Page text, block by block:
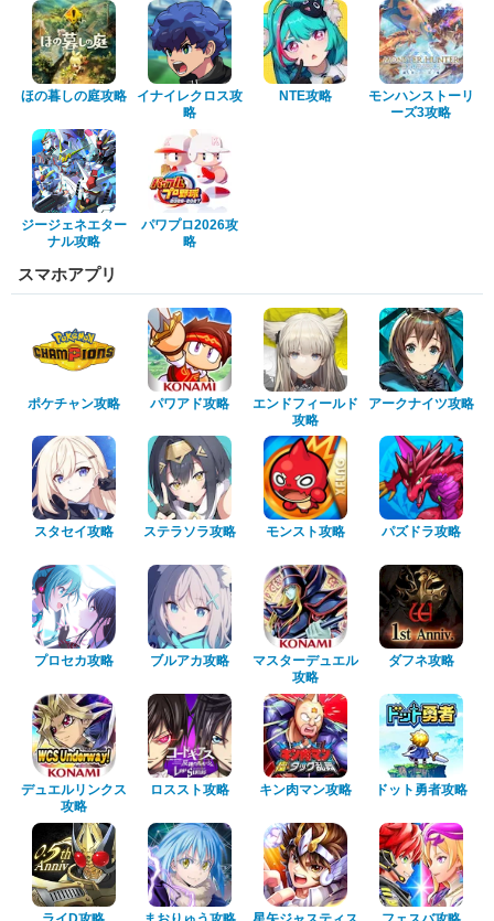
ほの暮しの庭攻略
イナイレクロス攻
略
NTE攻略
モンハンストーリ
ーズ3攻略
ジージェネエター
ナル攻略
パワプロ2026攻
略
スマホアプリ
ポケチャン攻略 パワアド攻略
エンドフィールド
攻略
アークナイツ攻略
スタセイ攻略 ステラソラ攻略 モンスト攻略 パズドラ攻略
プロセカ攻略 ブルアカ攻略
マスターデュエル
攻略
ダフネ攻略
デュエルリンクス
攻略
ロススト攻略 キン肉マン攻略 ドット勇者攻略